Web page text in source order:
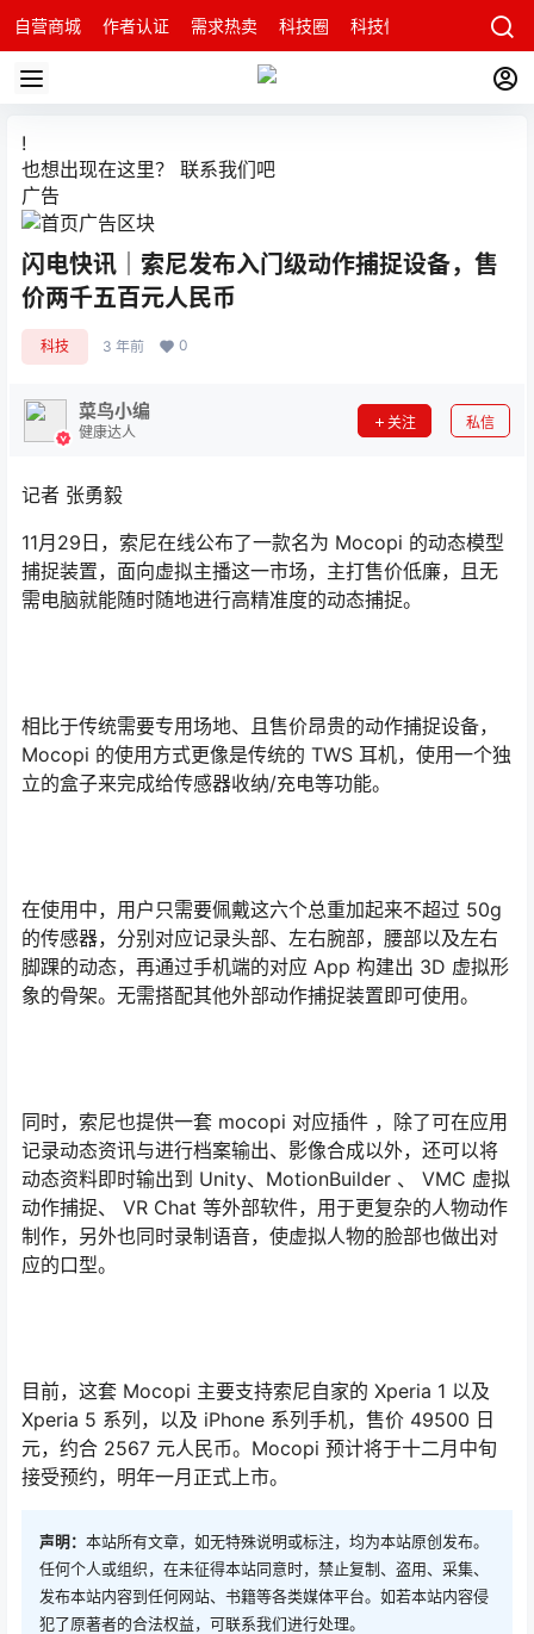
自营商城 作者认证 需求热卖 科技圈 科技快讯 智能科技问
!
也想出现在这里？ 联系我们吧
广告
闪电快讯｜索尼发布入门级动作捕捉设备，售
价两千五百元人民币
科技 3 年前 0
菜鸟小编
健康达人
关注 私信
记者 张勇毅
11月29日，索尼在线公布了一款名为 Mocopi 的动态模型
捕捉装置，面向虚拟主播这一市场，主打售价低廉，且无
需电脑就能随时随地进行高精准度的动态捕捉。
相比于传统需要专用场地、且售价昂贵的动作捕捉设备，
Mocopi 的使用方式更像是传统的 TWS 耳机，使用一个独
立的盒子来完成给传感器收纳/充电等功能。
在使用中，用户只需要佩戴这六个总重加起来不超过 50g
的传感器，分别对应记录头部、左右腕部，腰部以及左右
脚踝的动态，再通过手机端的对应 App 构建出 3D 虚拟形
象的骨架。无需搭配其他外部动作捕捉装置即可使用。
同时，索尼也提供一套 mocopi 对应插件 ，除了可在应用
记录动态资讯与进行档案输出、影像合成以外，还可以将
动态资料即时输出到 Unity、MotionBuilder 、 VMC 虚拟
动作捕捉、 VR Chat 等外部软件，用于更复杂的人物动作
制作，另外也同时录制语音，使虚拟人物的脸部也做出对
应的口型。
目前，这套 Mocopi 主要支持索尼自家的 Xperia 1 以及
Xperia 5 系列，以及 iPhone 系列手机，售价 49500 日
元，约合 2567 元人民币。Mocopi 预计将于十二月中旬
接受预约，明年一月正式上市。
声明： 本站所有文章，如无特殊说明或标注，均为本站原创发布。
任何个人或组织，在未征得本站同意时，禁止复制、盗用、采集、
发布本站内容到任何网站、书籍等各类媒体平台。如若本站内容侵
犯了原著者的合法权益，可联系我们进行处理。